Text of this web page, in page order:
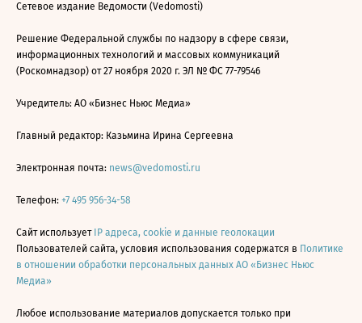
Сетевое издание Ведомости (Vedomosti)
Решение Федеральной службы по надзору в сфере связи,
информационных технологий и массовых коммуникаций
(Роскомнадзор) от 27 ноября 2020 г. ЭЛ № ФС 77-79546
Учредитель: АО «Бизнес Ньюс Медиа»
Главный редактор: Казьмина Ирина Сергеевна
Электронная почта: news@vedomosti.ru
Телефон: +7 495 956-34-58
Сайт использует IP адреса, cookie и данные геолокации
Пользователей сайта, условия использования содержатся в Политике
в отношении обработки персональных данных АО «Бизнес Ньюс
Медиа»
Любое использование материалов допускается только при